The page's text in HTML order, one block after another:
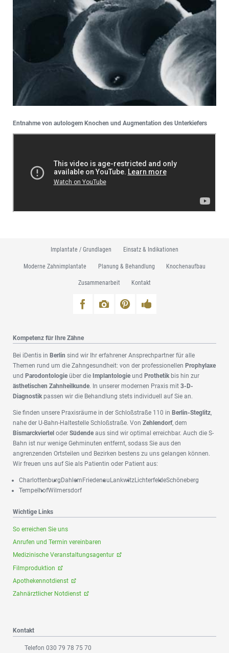
Entnahme von autologem Knochen und Augmentation des Unterkiefers
Navigation
Implantate / Grundlagen Einsatz & Indikationen
Moderne Zahnimplantate Planung & Behandlung Knochenaufbau
Zusammenarbeit Kontakt
Kompetenz für Ihre Zähne
Bei iDentis in Berlin sind wir Ihr erfahrener Ansprechpartner für alle
Themen rund um die Zahngesundheit: von der professionellen Prophylaxe
und Parodontologieüber die Implantologieund Prothetikbis hin zur
ästhetischen Zahnheilkunde. In unserer modernen Praxis mit 3-D-
Diagnostikpassen wir die Behandlung stets individuell auf Sie an.
Sie finden unsere Praxisräume in der Schloßstraße 110 in Berlin-Steglitz,
nahe der U-Bahn-Haltestelle Schloßstraße. Von Zehlendorf, dem
Bismarckviertel oder Südendeaus sind wir optimal erreichbar. Auch die S-
Bahn ist nur wenige Gehminuten entfernt, sodass Sie aus den
angrenzenden Ortsteilen und Bezirken bestens zu uns gelangen können.
Wir freuen uns auf Sie als Patientin oder Patient aus:
Charlottenburg Dahlem Friedenau LankwitzLichterfeldeSchöneberg
TempelhofWilmersdorf
Wichtige Links
So erreichen Sie uns
Anrufen und Termin vereinbaren
Medizinische Veranstaltungsagentur
Filmproduktion
Apothekennotdienst
Zahnärztlicher Notdienst
Kontakt
Telefon 030 79 78 75 70